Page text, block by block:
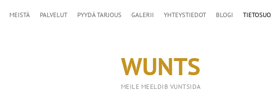
MEISTÄ PALVELUT PYYDÄ TARJOUS GALERII YHTEYSTIEDOT BLOGI
WUNTS
MEILE MEELDIB VUNTSIDA